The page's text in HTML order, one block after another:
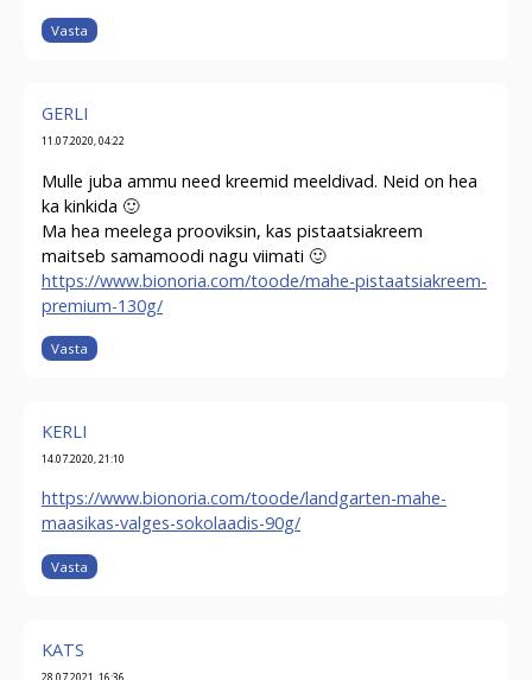
Vasta
GERLI
11.07.2020, 04:22
Mulle juba ammu need kreemid meeldivad. Neid on hea
ka kinkida 🙂
Ma hea meelega prooviksin, kas pistaatsiakreem
maitseb samamoodi nagu viimati 🙂
https://www.bionoria.com/toode/mahe-pistaatsiakreem-
premium-130g/
Vasta
KERLI
14.07.2020, 21:10
https://www.bionoria.com/toode/landgarten-mahe-
maasikas-valges-sokolaadis-90g/
Vasta
KATS